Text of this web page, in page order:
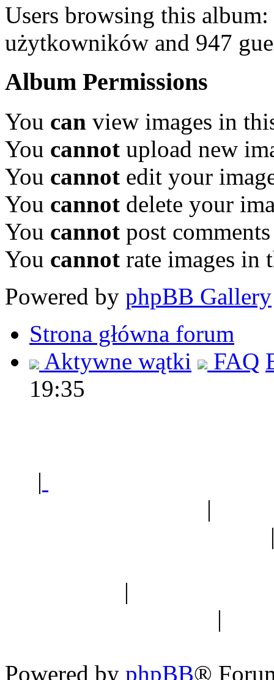
Users browsing this
użytkowników and 947
Album Permissions
You can view images in
You cannot upload new
You cannot edit your
You cannot delete your
You cannot post
You cannot rate images in
Powered by phpBB Gallery
Strona główna forum
Aktywne wątki
FAQ
19:35
|
|
|
|
Powered by phpBB®